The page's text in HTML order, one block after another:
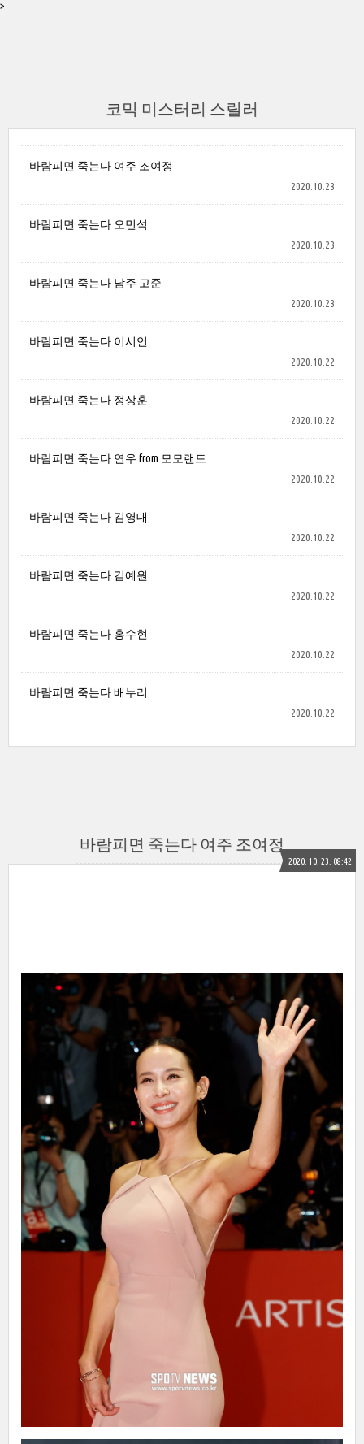
>
코믹 미스터리 스릴러
바람피면 죽는다 여주 조여정
2020.10.23
바람피면 죽는다 오민석
2020.10.23
바람피면 죽는다 남주 고준
2020.10.23
바람피면 죽는다 이시언
2020.10.22
바람피면 죽는다 정상훈
2020.10.22
바람피면 죽는다 연우 from 모모랜드
2020.10.22
바람피면 죽는다 김영대
2020.10.22
바람피면 죽는다 김예원
2020.10.22
바람피면 죽는다 홍수현
2020.10.22
바람피면 죽는다 배누리
2020.10.22
바람피면 죽는다 여주 조여정
2020. 10. 23. 08:42